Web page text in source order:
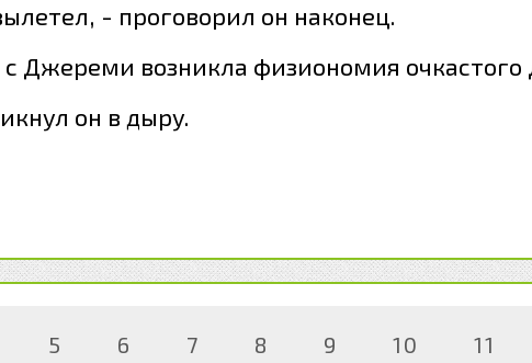
- проговорил он наконец.
Джереми возникла физиономия
он в дыру.
5 6 7 8 9 10 11